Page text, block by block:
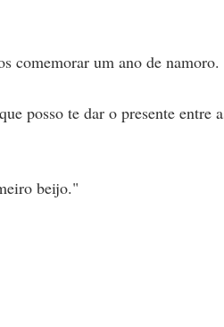
comemorar um ano de namoro.
posso te dar o presente entre
beijo."